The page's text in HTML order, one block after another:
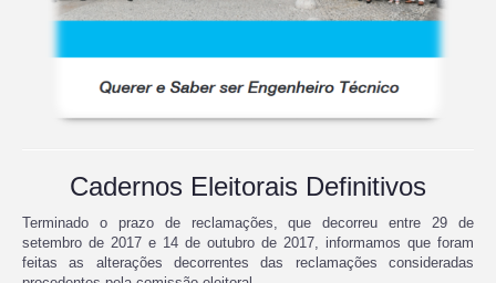
Cadernos Eleitorais Definitivos
Terminado o prazo de reclamações, que decorreu entre 29 de
setembro de 2017 e 14 de outubro de 2017, informamos que foram
feitas as alterações decorrentes das reclamações consideradas